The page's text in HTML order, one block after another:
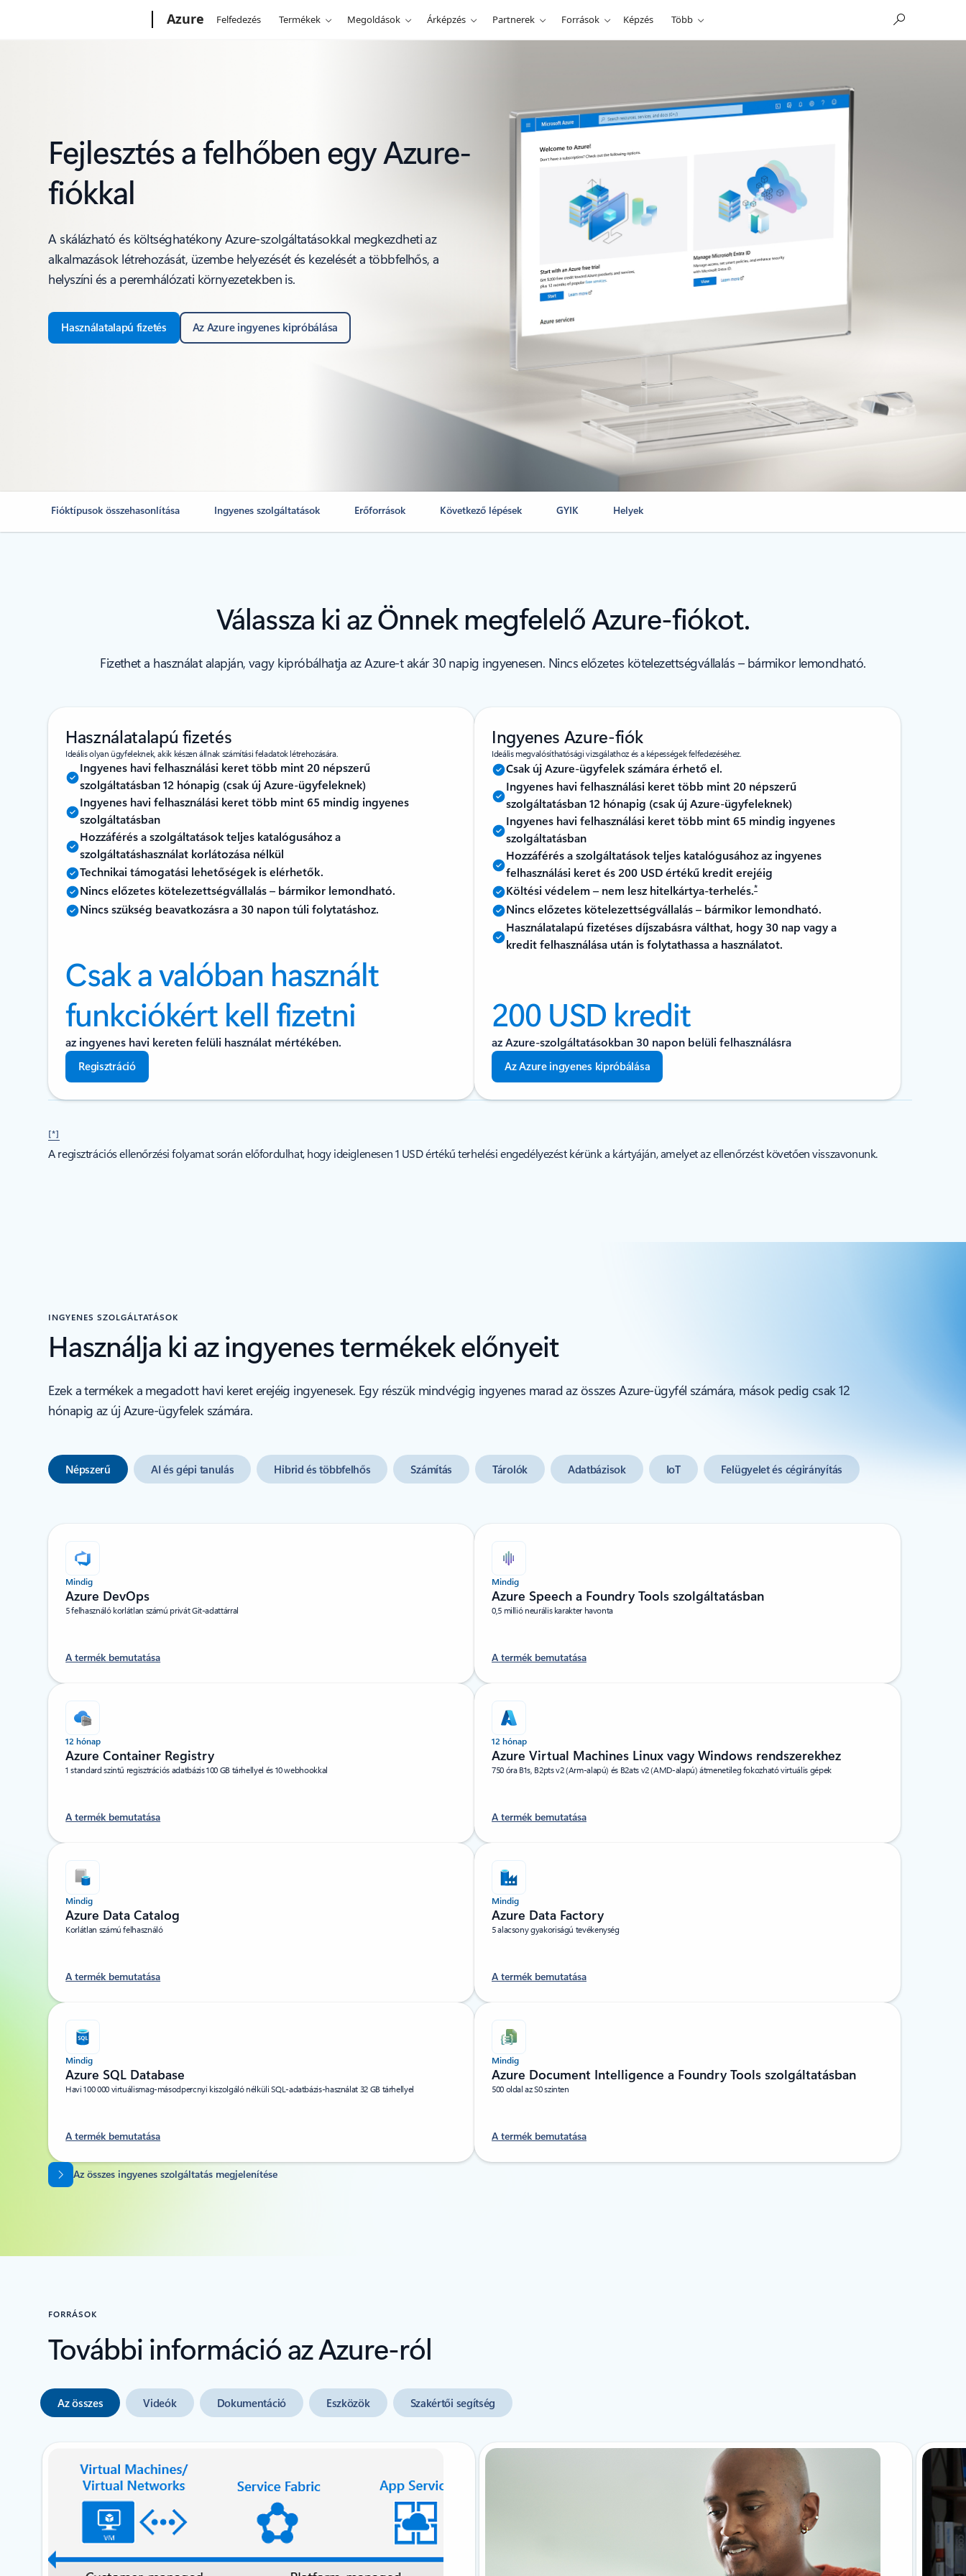
Azure Felfedezés Termékek Megoldások Árképzés Partnerek Források Képzés Több
Fejlesztés a felhőben egy Azure-
fiókkal
A skálázható és költséghatékony Azure-szolgáltatásokkal megkezdheti az
alkalmazások létrehozását, üzembe helyezését és kezelését a többfelhős, a
helyszíni és a peremhálózati környezetekben is.
Használatalapú fizetés Az Azure ingyenes kipróbálása
Fióktípusok összehasonlítása Ingyenes szolgáltatások Erőforrások Következő lépések GYIK Helyek
Válassza ki az Önnek megfelelő Azure-fiókot.
Fizethet a használat alapján, vagy kipróbálhatja az Azure-t akár 30 napig ingyenesen. Nincs előzetes kötelezettségvállalás – bármikor lemondható.
Használatalapú fizetés
Ideális olyan ügyfeleknek, akik készen állnak számítási feladatok létrehozására.
Ingyenes havi felhasználási keret több mint 20 népszerű
szolgáltatásban 12 hónapig (csak új Azure-ügyfeleknek)
Ingyenes havi felhasználási keret több mint 65 mindig ingyenes
szolgáltatásban
Hozzáférés a szolgáltatások teljes katalógusához a
szolgáltatáshasználat korlátozása nélkül
Technikai támogatási lehetőségek is elérhetők.
Nincs előzetes kötelezettségvállalás – bármikor lemondható.
Nincs szükség beavatkozásra a 30 napon túli folytatáshoz.
Csak a valóban használt
funkciókért kell fizetni
az ingyenes havi kereten felüli használat mértékében.
Regisztráció
Ingyenes Azure-fiók
Ideális megvalósíthatósági vizsgálathoz és a képességek felfedezéséhez.
Csak új Azure-ügyfelek számára érhető el.
Ingyenes havi felhasználási keret több mint 20 népszerű
szolgáltatásban 12 hónapig (csak új Azure-ügyfeleknek)
Ingyenes havi felhasználási keret több mint 65 mindig ingyenes
szolgáltatásban
Hozzáférés a szolgáltatások teljes katalógusához az ingyenes
felhasználási keret és 200 USD értékű kredit erejéig
Költési védelem – nem lesz hitelkártya-terhelés.*
Nincs előzetes kötelezettségvállalás – bármikor lemondható.
Használatalapú fizetéses díjszabásra válthat, hogy 30 nap vagy a
kredit felhasználása után is folytathassa a használatot.
200 USD kredit
az Azure-szolgáltatásokban 30 napon belüli felhasználásra
Az Azure ingyenes kipróbálása
[*]
A regisztrációs ellenőrzési folyamat során előfordulhat, hogy ideiglenesen 1 USD értékű terhelési engedélyezést kérünk a kártyáján, amelyet az ellenőrzést követően visszavonunk.
INGYENES SZOLGÁLTATÁSOK
Használja ki az ingyenes termékek előnyeit
Ezek a termékek a megadott havi keret erejéig ingyenesek. Egy részük mindvégig ingyenes marad az összes Azure-ügyfél számára, mások pedig csak 12
hónapig az új Azure-ügyfelek számára.
Népszerű AI és gépi tanulás Hibrid és többfelhős Számítás Tárolók Adatbázisok IoT Felügyelet és cégirányítás
Mindig
Azure DevOps
5 felhasználó korlátlan számú privát Git-adattárral
A termék bemutatása
Mindig
Azure Speech a Foundry Tools szolgáltatásban
0,5 millió neurális karakter havonta
A termék bemutatása
12 hónap
Azure Container Registry
1 standard szintű regisztrációs adatbázis 100 GB tárhellyel és 10 webhookkal
A termék bemutatása
12 hónap
Azure Virtual Machines Linux vagy Windows rendszerekhez
750 óra B1s, B2pts v2 (Arm-alapú) és B2ats v2 (AMD-alapú) átmenetileg fokozható virtuális gépek
A termék bemutatása
Mindig
Azure Data Catalog
Korlátlan számú felhasználó
A termék bemutatása
Mindig
Azure Data Factory
5 alacsony gyakoriságú tevékenység
A termék bemutatása
Mindig
Azure SQL Database
Havi 100 000 virtuálismag-másodpercnyi kiszolgáló nélküli SQL-adatbázis-használat 32 GB tárhellyel
A termék bemutatása
Mindig
Azure Document Intelligence a Foundry Tools szolgáltatásban
500 oldal az S0 szinten
A termék bemutatása
Vissza a lapokra
Az összes ingyenes szolgáltatás megjelenítése
FORRÁSOK
További információ az Azure-ról
Az összes Videók Dokumentáció Eszközök Szakértői segítség
következő dia